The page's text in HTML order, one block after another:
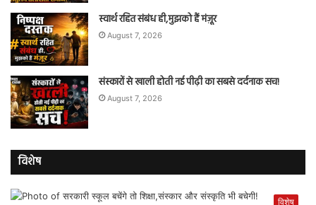
स्वार्थ रहित संबंध ही,मुझको हैं मंज़ूर
August 7, 2026
संस्कारों से खाली होती नई पीढ़ी का सबसे दर्दनाक सच!
August 7, 2026
विशेष
विशेष